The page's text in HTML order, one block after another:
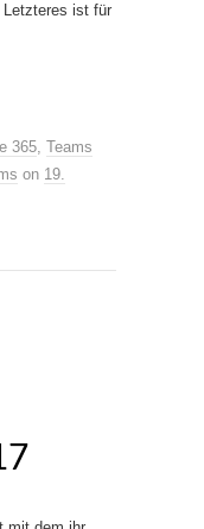
Letzteres ist für
365, Teams
on 19.